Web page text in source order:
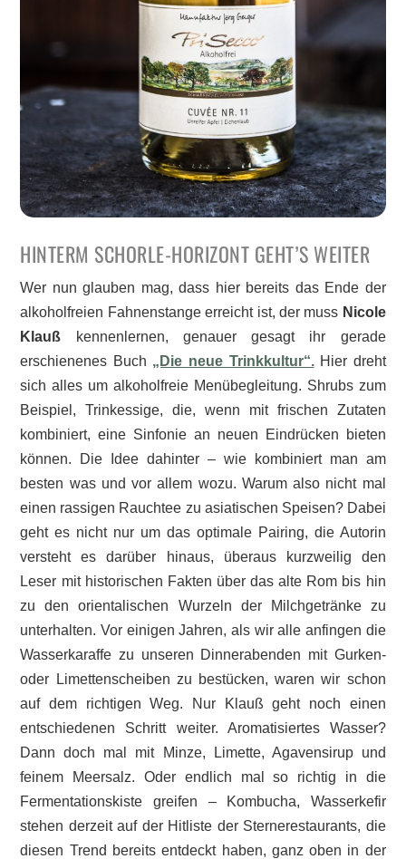
HINTERM SCHORLE-HORIZONT GEHT’S WEITER
Wer nun glauben mag, dass hier bereits das Ende der
alkoholfreien Fahnenstange erreicht ist, der muss Nicole
Klauß kennenlernen, genauer gesagt ihr gerade
erschienenes Buch „Die neue Trinkkultur“.Hier dreht
sich alles um alkoholfreie Menübegleitung. Shrubs zum
Beispiel, Trinkessige, die, wenn mit frischen Zutaten
kombiniert, eine Sinfonie an neuen Eindrücken bieten
können. Die Idee dahinter – wie kombiniert man am
besten was und vor allem wozu. Warum also nicht mal
einen rassigen Rauchtee zu asiatischen Speisen? Dabei
geht es nicht nur um das optimale Pairing, die Autorin
versteht es darüber hinaus, überaus kurzweilig den
Leser mit historischen Fakten über das alte Rom bis hin
zu den orientalischen Wurzeln der Milchgetränke zu
unterhalten. Vor einigen Jahren, als wir alle anfingen die
Wasserkaraffe zu unseren Dinnerabenden mit Gurken-
oder Limettenscheiben zu bestücken, waren wir schon
auf dem richtigen Weg. Nur Klauß geht noch einen
entschiedenen Schritt weiter. Aromatisiertes Wasser?
Dann doch mal mit Minze, Limette, Agavensirup und
feinem Meersalz. Oder endlich mal so richtig in die
Fermentationskiste greifen – Kombucha, Wasserkefir
stehen derzeit auf der Hitliste der Sternerestaurants, die
diesen Trend bereits entdeckt haben, ganz oben in der